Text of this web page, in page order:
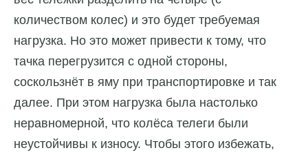
количеством колес) и это будет требуемая
нагрузка. Но это может привести к тому, что
тачка перегрузится с одной стороны,
соскользнёт в яму при транспортировке и так
далее. При этом нагрузка была настолько
неравномерной, что колёса телеги были
неустойчивы к износу. Чтобы этого избежать,